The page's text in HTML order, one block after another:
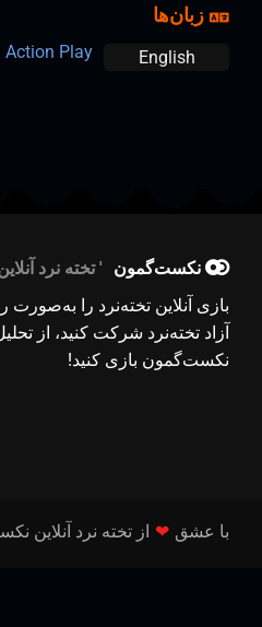
زبان‌ها
English
Action Play
نکست‌گمون
تخته نرد
بازی آنلاین تخته‌نرد را به‌صورت
آزاد تخته‌نرد شرکت کنید، از
نکست‌گمون بازی کنید!
با عشق ❤ از تخته نرد آنلاین